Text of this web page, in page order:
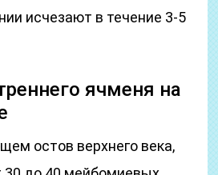
исчезают в течение 3-5
ячменя на
остов верхнего века,